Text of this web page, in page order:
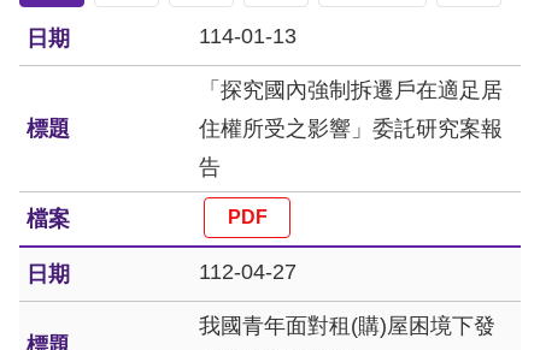
核
人
權
約
陳
情
申
114-01-13
「探究國內強制拆遷戶在適足居
住權所受之影響」委託研究案報
告
112-04-27
我國青年面對租(購)屋困境下發